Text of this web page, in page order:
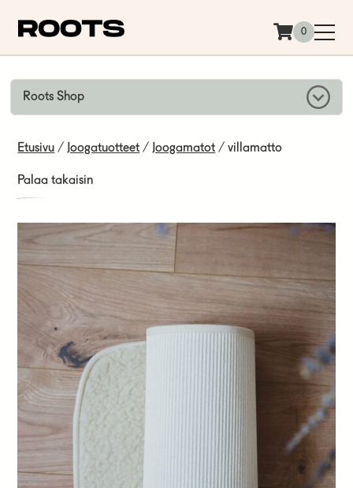
0
Roots Shop
Etusivu / Joogatuotteet / Joogamatot / villamatto
Palaa takaisin